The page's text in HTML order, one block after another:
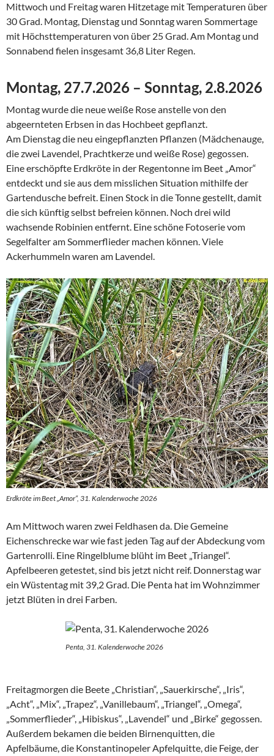
Mittwoch und Freitag waren Hitzetage mit Temperaturen über
30 Grad. Montag, Dienstag und Sonntag waren Sommertage
mit Höchsttemperaturen von über 25 Grad. Am Montag und
Sonnabend fielen insgesamt 36,8 Liter Regen.
Montag, 27.7.2026 – Sonntag, 2.8.2026
Montag wurde die neue weiße Rose anstelle von den
abgeernteten Erbsen in das Hochbeet gepflanzt.
Am Dienstag die neu eingepflanzten Pflanzen (Mädchenauge,
die zwei Lavendel, Prachtkerze und weiße Rose) gegossen.
Eine erschöpfte Erdkröte in der Regentonne im Beet „Amor“
entdeckt und sie aus dem misslichen Situation mithilfe der
Gartendusche befreit. Einen Stock in die Tonne gestellt, damit
die sich künftig selbst befreien können. Noch drei wild
wachsende Robinien entfernt. Eine schöne Fotoserie vom
Segelfalter am Sommerflieder machen können. Viele
Ackerhummeln waren am Lavendel.
Erdkröte im Beet „Amor“, 31. Kalenderwoche 2026
Am Mittwoch waren zwei Feldhasen da. Die Gemeine
Eichenschrecke war wie fast jeden Tag auf der Abdeckung vom
Gartenrolli. Eine Ringelblume blüht im Beet „Triangel“.
Apfelbeeren getestet, sind bis jetzt nicht reif. Donnerstag war
ein Wüstentag mit 39,2 Grad. Die Penta hat im Wohnzimmer
jetzt Blüten in drei Farben.
Penta, 31. Kalenderwoche 2026
Freitagmorgen die Beete „Christian“, „Sauerkirsche“, „Iris“,
„Acht“, „Mix“, „Trapez“, „Vanillebaum“, „Triangel“, „Omega“,
„Sommerflieder“, „Hibiskus“, „Lavendel“ und „Birke“ gegossen.
Außerdem bekamen die beiden Birnenquitten, die
Apfelbäume, die Konstantinopeler Apfelquitte, die Feige, der